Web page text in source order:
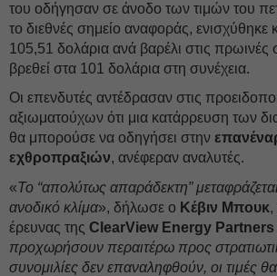
του οδήγησαν σε άνοδο των τιμών του
το διεθνές σημείο αναφοράς, ενισχύθηκε
105,51 δολάρια ανά βαρέλι στις πρωινές
βρεθεί στα 101 δολάρια στη συνέχεια.
Οι επενδυτές αντέδρασαν στις
αξιωματούχων ότι μια κατάρρευση των
θα μπορούσε να οδηγήσει στην
εχθροπραξιών, ανέφεραν αναλυτές.
«Το “απολύτως απαράδεκτη”
ανοδικό κλίμα», δήλωσε ο Κέβιν Μπουκ,
έρευνας της ClearView Energy Partners
προχωρήσουν περαιτέρω προς
συνομιλίες δεν επαναληφθούν, οι τιμές